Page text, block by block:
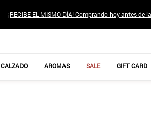
¡RECIBE EL MISMO DÍA! Comprando hoy antes de
CALZADO AROMAS SALE GIFT CARD